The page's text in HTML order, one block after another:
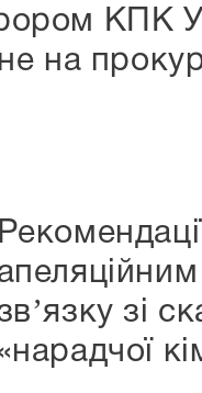
КПК
на
зі